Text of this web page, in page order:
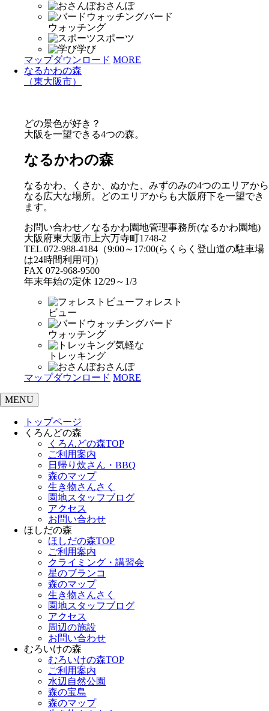
おさんぽ
バード
ウォッチング
スポーツ
学び
マップダウンロード MORE
なるかわの森
（東大阪市）
どの景色が好き？
大阪を一望できる4つの森。
なるかわの森
なるかわ、くさか、ぬかた、みずのみの4つのエリアから
なる広大な場所。どのエリアからも大阪府下を一望でき
ます。
お問い合わせ／なるかわ園地管理事務所(なるかわ園地)
大阪府東大阪市上六万寺町1748-2
TEL 072-988-4184（9:00～17:00(らくらく登山道の駐車場
は24時間利用可)）
FAX 072-968-9500
年末年始の定休 12/29～1/3
フォレスト
ビュー
バード
ウォッチング
気軽な
トレッキング
おさんぽ
マップダウンロード MORE
MENU
トップページ
くろんどの森
くろんどの森TOP
ご利用案内
日帰り炊さん・BBQ
森のマップ
生き物さんさく
園地スタッフブログ
アクセス
お問い合わせ
ほしだの森
ほしだの森TOP
ご利用案内
クライミング・講習会
星のブランコ
森のマップ
生き物さんさく
園地スタッフブログ
アクセス
周辺の施設
お問い合わせ
むろいけの森
むろいけの森TOP
ご利用案内
水辺自然公園
森の宝島
森のマップ